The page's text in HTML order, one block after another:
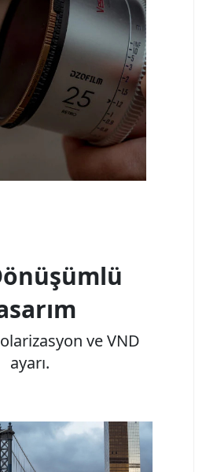
ve VND
ayarı.